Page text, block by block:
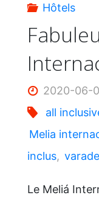
Hôtels
2020-06-
all
Melia
inclus,
Le Meliá